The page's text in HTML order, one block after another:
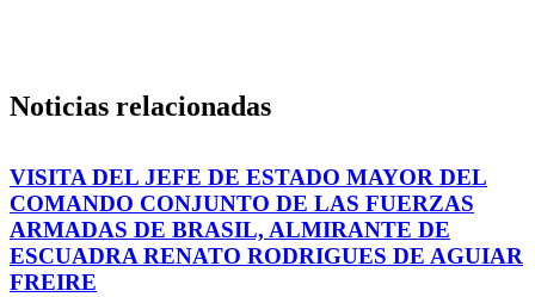
Noticias relacionadas
VISITA DEL JEFE DE ESTADO MAYOR DEL
COMANDO CONJUNTO DE LAS FUERZAS
ARMADAS DE BRASIL, ALMIRANTE DE
ESCUADRA RENATO RODRIGUES DE AGUIAR
FREIRE